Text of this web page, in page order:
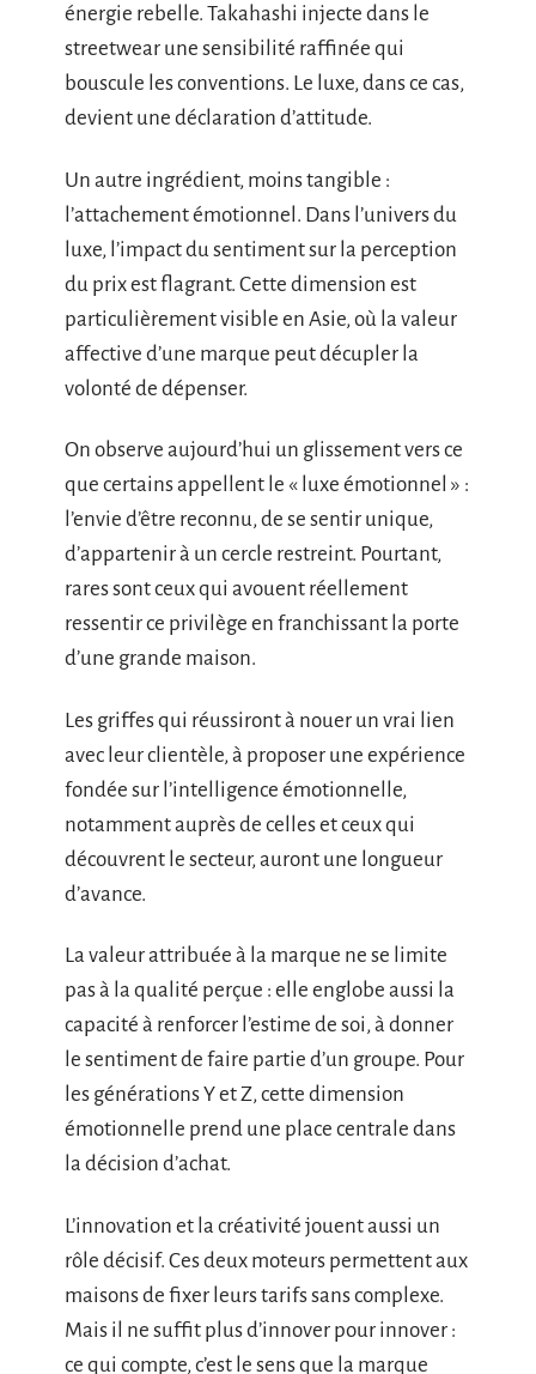
énergie rebelle. Takahashi injecte dans le
streetwear une sensibilité raffinée qui
bouscule les conventions. Le luxe, dans ce cas,
devient une déclaration d’attitude.
Un autre ingrédient, moins tangible :
l’attachement émotionnel. Dans l’univers du
luxe, l’impact du sentiment sur la perception
du prix est flagrant. Cette dimension est
particulièrement visible en Asie, où la valeur
affective d’une marque peut décupler la
volonté de dépenser.
On observe aujourd’hui un glissement vers ce
que certains appellent le « luxe émotionnel » :
l’envie d’être reconnu, de se sentir unique,
d’appartenir à un cercle restreint. Pourtant,
rares sont ceux qui avouent réellement
ressentir ce privilège en franchissant la porte
d’une grande maison.
Les griffes qui réussiront à nouer un vrai lien
avec leur clientèle, à proposer une expérience
fondée sur l’intelligence émotionnelle,
notamment auprès de celles et ceux qui
découvrent le secteur, auront une longueur
d’avance.
La valeur attribuée à la marque ne se limite
pas à la qualité perçue : elle englobe aussi la
capacité à renforcer l’estime de soi, à donner
le sentiment de faire partie d’un groupe. Pour
les générations Y et Z, cette dimension
émotionnelle prend une place centrale dans
la décision d’achat.
L’innovation et la créativité jouent aussi un
rôle décisif. Ces deux moteurs permettent aux
maisons de fixer leurs tarifs sans complexe.
Mais il ne suffit plus d’innover pour innover :
ce qui compte, c’est le sens que la marque